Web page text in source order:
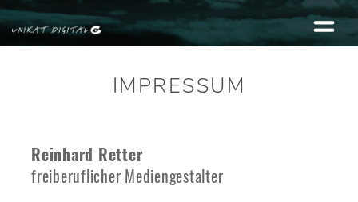
IMPRESSUM
Reinhard Retter
freiberuflicher Mediengestalter